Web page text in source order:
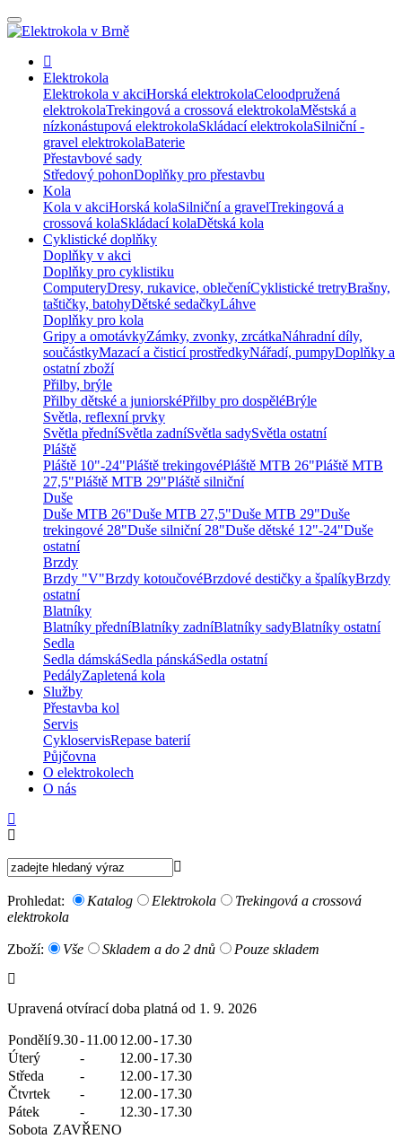
Elektrokola
Elektrokola v akciHorská elektrokolaCeloodpružená
elektrokolaTrekingová a crossová elektrokolaMěstská a
nízkonástupová elektrokolaSkládací elektrokolaSilniční -
gravel elektrokolaBaterie
Přestavbové sady
Středový pohonDoplňky pro přestavbu
Kola
Kola v akciHorská kolaSilniční a gravelTrekingová a
crossová kolaSkládací kolaDětská kola
Cyklistické doplňky
Doplňky v akci
Doplňky pro cyklistiku
ComputeryDresy, rukavice, oblečeníCyklistické tretryBrašny,
taštičky, batohyDětské sedačkyLáhve
Doplňky pro kola
Gripy a omotávkyZámky, zvonky, zrcátkaNáhradní díly,
součástkyMazací a čisticí prostředkyNářadí, pumpyDoplňky a
ostatní zboží
Přilby, brýle
Přilby dětské a juniorskéPřilby pro dospěléBrýle
Světla, reflexní prvky
Světla předníSvětla zadníSvětla sadySvětla ostatní
Pláště
Pláště 10"-24"Pláště trekingovéPláště MTB 26"Pláště MTB
27,5"Pláště MTB 29"Pláště silniční
Duše
Duše MTB 26"Duše MTB 27,5"Duše MTB 29"Duše
trekingové 28"Duše silniční 28"Duše dětské 12"-24"Duše
ostatní
Brzdy
Brzdy "V"Brzdy kotoučovéBrzdové destičky a špalíkyBrzdy
ostatní
Blatníky
Blatníky předníBlatníky zadníBlatníky sadyBlatníky ostatní
Sedla
Sedla dámskáSedla pánskáSedla ostatní
PedályZapletená kola
Služby
Přestavba kol
Servis
CykloservisRepase baterií
Půjčovna
O elektrokolech
O nás
Prohledat: Katalog Elektrokola
Trekingová a crossová
elektrokola
Zboží: Vše Skladem a do 2 dnů Pouze skladem
Upravená otvírací doba platná od 1. 9. 2026
Pondělí9.30-11.0012.00-17.30
Úterý
- 12.00-17.30
Středa
- 12.00-17.30
Čtvrtek
- 12.00-17.30
Pátek
- 12.30-17.30
Sobota ZAVŘENO